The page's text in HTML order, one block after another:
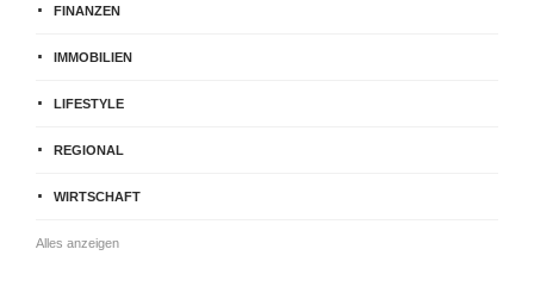
FINANZEN
IMMOBILIEN
LIFESTYLE
REGIONAL
WIRTSCHAFT
Alles anzeigen